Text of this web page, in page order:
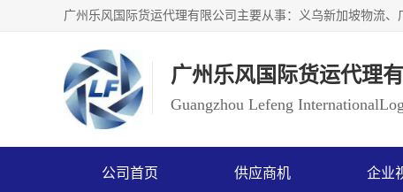
广州乐风国际货运代理
Guangzhou Lefeng
公司首页 供应商机 企业